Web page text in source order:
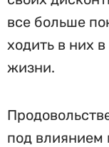
все больше
ходить в них
жизни.
под